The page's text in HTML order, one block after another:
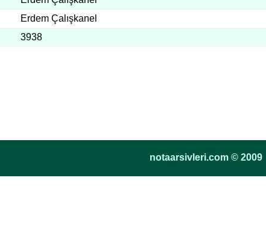
Erdem Çalışkanel
3938
notaarsivleri.com © 2009